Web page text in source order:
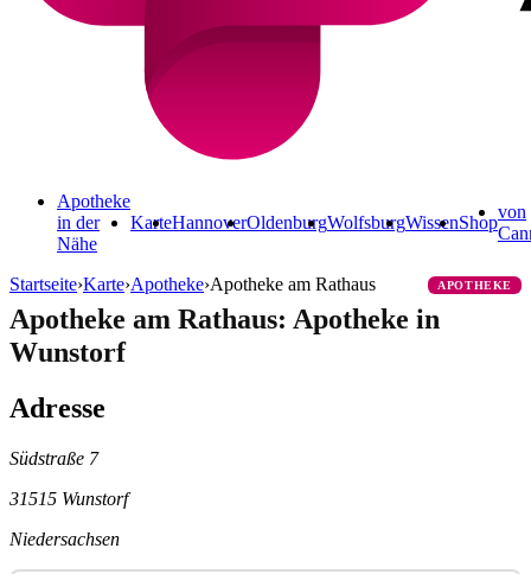
Apotheke
in der
Nähe
KarteHannoverOldenburgWolfsburgWissenShop
von
Startseite›Karte›Apotheke›Apotheke am Rathaus APOTHEKE
Apotheke am Rathaus: Apotheke in
Wunstorf
Adresse
Südstraße 7
31515 Wunstorf
Niedersachsen